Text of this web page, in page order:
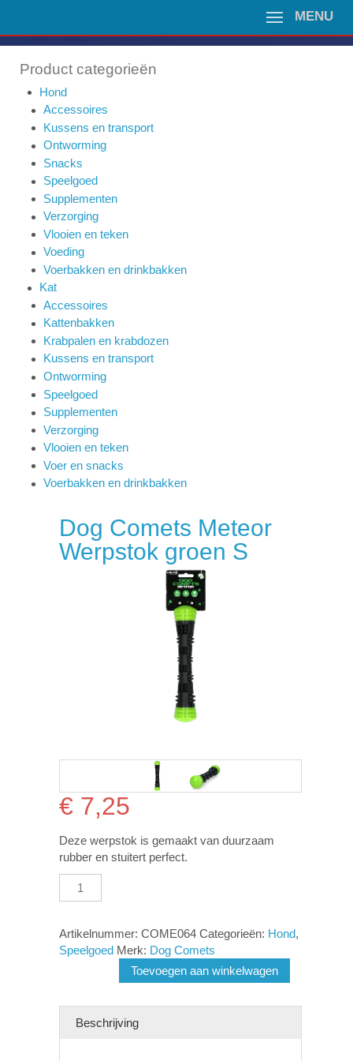
MENU
Product categorieën
Hond
Accessoires
Kussens en transport
Ontworming
Snacks
Speelgoed
Supplementen
Verzorging
Vlooien en teken
Voeding
Voerbakken en drinkbakken
Kat
Accessoires
Kattenbakken
Krabpalen en krabdozen
Kussens en transport
Ontworming
Speelgoed
Supplementen
Verzorging
Vlooien en teken
Voer en snacks
Voerbakken en drinkbakken
Dog Comets Meteor
Werpstok groen S
€ 7,25
Deze werpstok is gemaakt van duurzaam
rubber en stuitert perfect.
Dog
Comets
Werpstok
groen
Artikelnummer: COME064 Categorieën: Hond,
Speelgoed Merk: Dog Comets
Toevoegen aan winkelwagen
Beschrijving